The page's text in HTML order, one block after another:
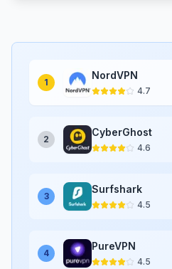
1
NordVPN
4.7
2
CyberGhost
4.6
3
Surfshark
4.5
4
PureVPN
4.5